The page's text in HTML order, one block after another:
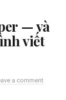
— và
viết
a comment